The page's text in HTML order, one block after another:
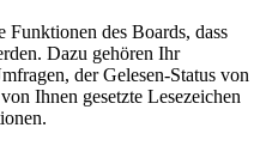
Funktionen des Boards, dass
Dazu gehören Ihr
der Gelesen-Status von
Ihnen gesetzte Lesezeichen